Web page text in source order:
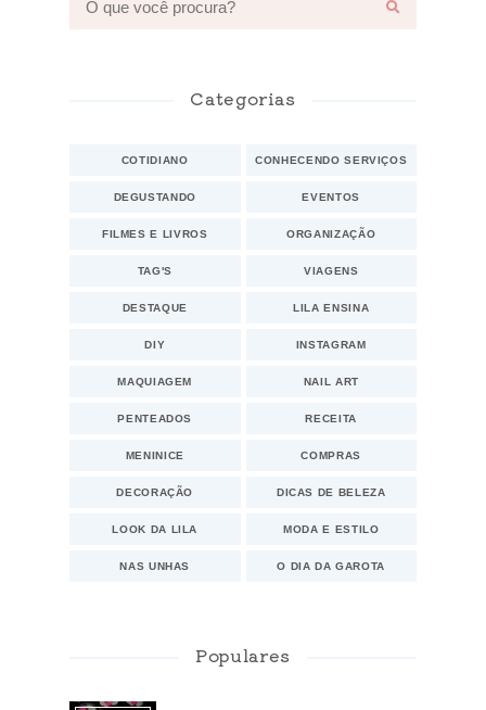
Categorias
COTIDIANO CONHECENDO SERVIÇOS
DEGUSTANDO EVENTOS
FILMES E LIVROS ORGANIZAÇÃO
TAG'S VIAGENS
DESTAQUE LILA ENSINA
DIY INSTAGRAM
MAQUIAGEM NAIL ART
PENTEADOS RECEITA
MENINICE COMPRAS
DECORAÇÃO DICAS DE BELEZA
LOOK DA LILA MODA E ESTILO
NAS UNHAS O DIA DA GAROTA
Populares